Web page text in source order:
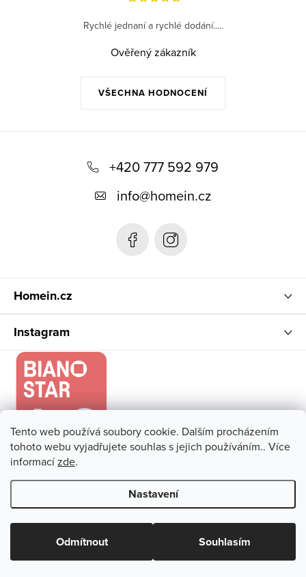
Tento web používá soubory cookie. Dalším procházením
tohoto webu vyjadřujete souhlas s jejich používáním.. Více
informacízde.
Nastavení
Odmítnout Souhlasím
VŠECHNA HODNOCENÍ
Rychlé jednaní a rychlé dodání.....
Ověřený zákazník
+420 777 592 979
info@homein.cz
Homein.cz
Instagram
Copyright 2026Homein.cz. Všechna práva vyhrazena.Upravit
nastavení cookies